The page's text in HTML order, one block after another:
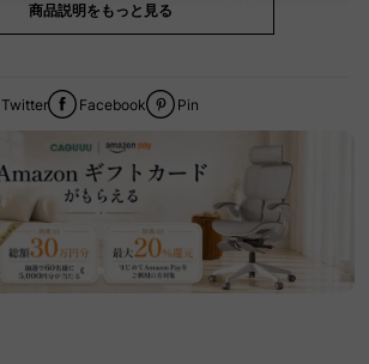
商品説明をもっと見る
Facebook
Twitter Pin